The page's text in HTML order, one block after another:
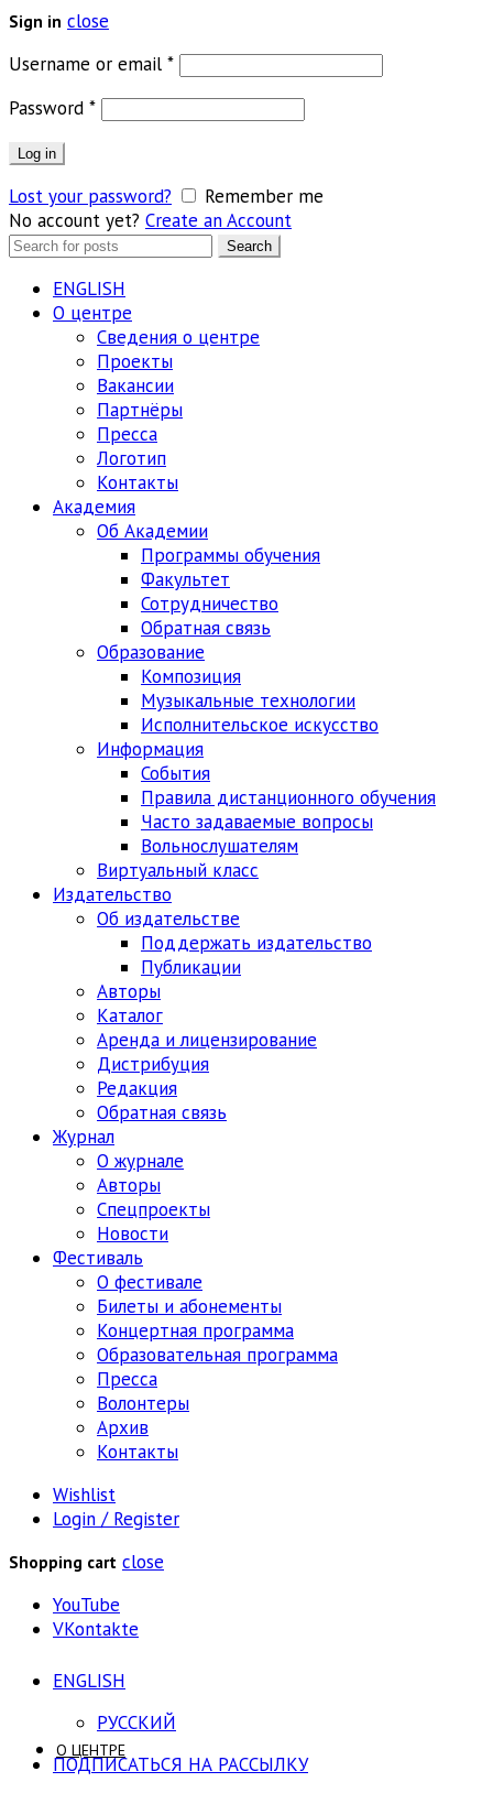
Sign in close
Username or email *Обязательно
Password *Обязательно
Log in
Lost your password?
Remember me
No account yet? Create an Account
Search
Search
ENGLISH
О центре
Сведения о центре
Проекты
Вакансии
Партнёры
Пресса
Логотип
Контакты
Академия
Об Академии
Программы обучения
Факультет
Сотрудничество
Обратная связь
Образование
Композиция
Музыкальные технологии
Исполнительское искусство
Информация
События
Правила дистанционного обучения
Часто задаваемые вопросы
Вольнослушателям
Виртуальный класс
Издательство
Об издательстве
Поддержать издательство
Публикации
Авторы
Каталог
Аренда и лицензирование
Дистрибуция
Редакция
Обратная связь
Журнал
О журнале
Авторы
Спецпроекты
Новости
Фестиваль
О фестивале
Билеты и абонементы
Концертная программа
Образовательная программа
Пресса
Волонтеры
Архив
Контакты
Wishlist
Login / Register
Shopping cart close
YouTube
VKontakte
ENGLISH
РУССКИЙ
ПОДПИСАТЬСЯ НА РАССЫЛКУ
О ЦЕНТРЕ